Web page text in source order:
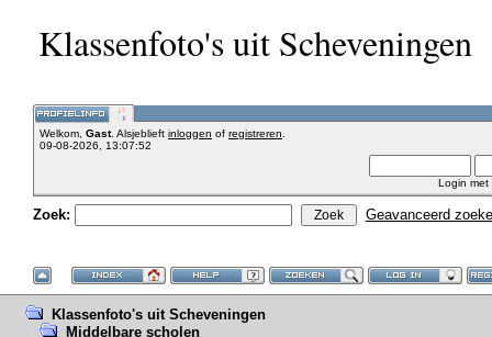
Klassenfoto's uit Scheveningen
Welkom, Gast. Alsjeblieft inloggen of registreren
09-08-2026, 13:07:52
Login met
Zoek: Geavanceerd
Klassenfoto's uit Scheveningen
Middelbare scholen